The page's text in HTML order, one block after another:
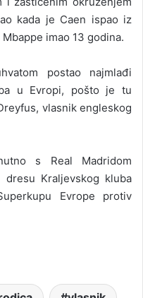
kada je Caen ispao iz
imao 13 godina.
postao najmlađi
u Evropi, pošto je tu
vlasnik engleskog
s Real Madridom
Kraljevskog kluba
Evrope protiv